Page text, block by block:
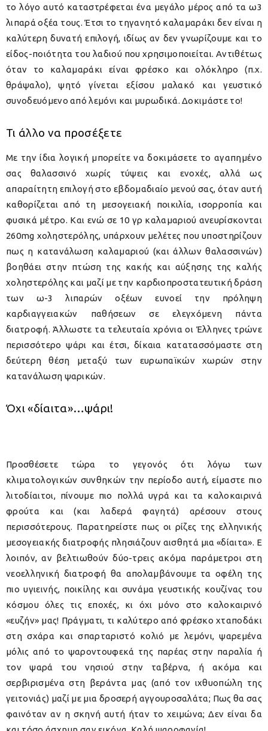
το λόγο αυτό καταστρέφεται ένα μεγάλο μέρος από τα ω3
λιπαρά οξέα τους. Έτσι το τηγανητό καλαμαράκι δεν είναι η
καλύτερη δυνατή επιλογή, ιδίως αν δεν γνωρίζουμε και το
είδος-ποιότητα του λαδιού που χρησιμοποιείται. Αντιθέτως
όταν το καλαμαράκι είναι φρέσκο και ολόκληρο (π.χ.
θράψαλο), ψητό γίνεται εξίσου μαλακό και γευστικό
συνοδευόμενο από λεμόνι και μυρωδικά. Δοκιμάστε το!
Τι άλλο να προσέξετε
Με την ίδια λογική μπορείτε να δοκιμάσετε το αγαπημένο
σας θαλασσινό χωρίς τύψεις και ενοχές, αλλά ως
απαραίτητη επιλογή στο εβδομαδιαίο μενού σας, όταν αυτή
καθορίζεται από τη μεσογειακή ποικιλία, ισορροπία και
φυσικά μέτρο. Και ενώ σε 10 γρ καλαμαριού ανευρίσκονται
260mg χοληστερόλης, υπάρχουν μελέτες που υποστηρίζουν
πως η κατανάλωση καλαμαριού (και άλλων θαλασσινών)
βοηθάει στην πτώση της κακής και αύξησης της καλής
χοληστερόλης και μαζί με την καρδιοπροστατευτική δράση
των ω-3 λιπαρών οξέων ευνοεί την πρόληψη
καρδιαγγειακών παθήσεων σε ελεγχόμενη πάντα
διατροφή. Άλλωστε τα τελευταία χρόνια οι Έλληνες τρώνε
περισσότερο ψάρι και έτσι, δίκαια κατατασσόμαστε στη
δεύτερη θέση μεταξύ των ευρωπαϊκών χωρών στην
κατανάλωση ψαρικών.
Όχι «δίαιτα»…ψάρι!
Προσθέσετε τώρα το γεγονός ότι λόγω των
κλιματολογικών συνθηκών την περίοδο αυτή, είμαστε πιο
λιτοδίαιτοι, πίνουμε πιο πολλά υγρά και τα καλοκαιρινά
φρούτα και (και λαδερά φαγητά) αρέσουν στους
περισσότερους. Παρατηρείστε πως οι ρίζες της ελληνικής
μεσογειακής διατροφής πλησιάζουν αισθητά μια «δίαιτα». Ε
λοιπόν, αν βελτιωθούν δύο-τρεις ακόμα παράμετροι στη
νεοελληνική διατροφή θα απολαμβάνουμε τα οφέλη της
πιο υγιεινής, ποικίλης και συνάμα γευστικής κουζίνας του
κόσμου όλες τις εποχές, κι όχι μόνο στο καλοκαιρινό
«ευζήν» μας! Πράγματι, τι καλύτερο από φρέσκο χταποδάκι
στη σχάρα και σπαρταριστό κολιό με λεμόνι, ψαρεμένα
μόλις από το ψαροντουφεκά της παρέας στην παραλία ή
τον ψαρά του νησιού στην ταβέρνα, ή ακόμα και
σερβιρισμένα στη βεράντα μας (από τον ιχθυοπώλη της
γειτονιάς) μαζί με μια δροσερή αγγουροσαλάτα; Πως θα σας
φαινόταν αν η σκηνή αυτή ήταν το χειμώνα; Δεν είναι δα